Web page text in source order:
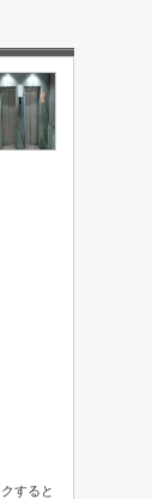
すると